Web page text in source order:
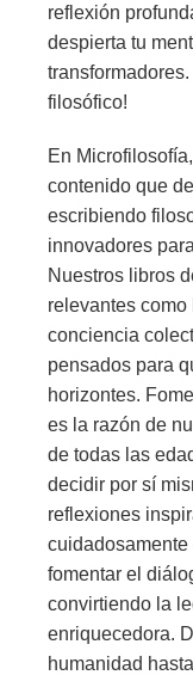
reflexión
despierta tu
filosófico!
En
contenido que
escribiendo
innovadores
Nuestros libros
relevantes
conciencia
pensados para
horizontes.
es la razón de
de todas las
decidir por sí
reflexiones
fomentar el
convirtiendo la
enriquecedora.
humanidad